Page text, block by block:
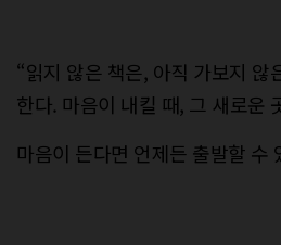
“읽지 않은 책은, 아직 가보지 않
한다. 마음이 내킬 때, 그 새로운
마음이 든다면 언제든 출발할 수